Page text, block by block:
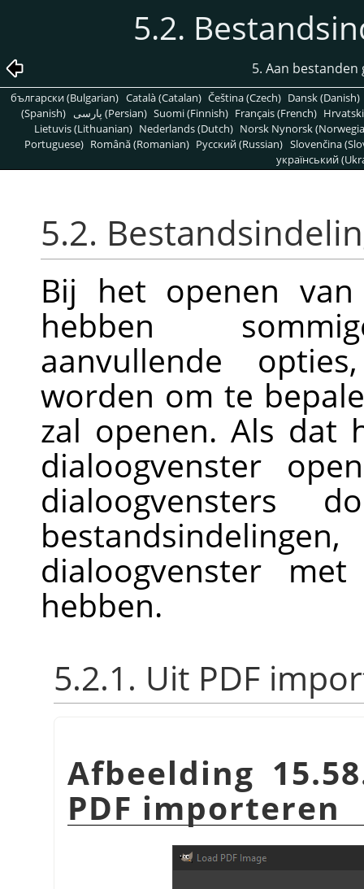
5.2.
5. Aan
български (Bulgarian) Català (Catalan) Čeština (Czech) Dansk (Danish)
(Spanish)
پارسی (Persian) Suomi (Finnish) Français (French)
Lietuvis (Lithuanian) Nederlands (Dutch) Norsk Nynorsk
Portuguese) Română (Romanian) Pусский (Russian) Slovenčina
український
5.2.
Bij het openen van
hebben
aanvullende
worden om te
zal openen. Als dat
dialoogvenster
dialoogvensters
dialoogvenster
hebben.
5.2.1. Uit PDF
Afbeelding
PDF importeren